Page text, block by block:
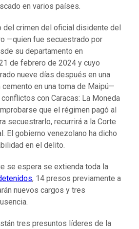
en varios países.
del crimen del oficial disidente del
—quien fue secuestrado por
su departamento en
de febrero de 2024 y cuyo
nueve días después en una
cemento en una toma de Maipú—
con Caracas: La Moneda
que el régimen pagó al
secuestrarlo, recurrirá a la Corte
El gobierno venezolano ha dicho
en el delito.
se espera se extienda toda la
, 14 presos previamente a
nuevos cargos y tres
tres presuntos líderes de la